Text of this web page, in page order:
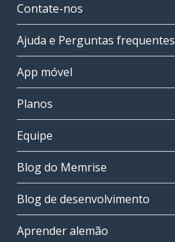
Contate-nos
Ajuda e Perguntas frequentes
App móvel
Planos
Equipe
Blog do Memrise
Blog de desenvolvimento
Aprender alemão